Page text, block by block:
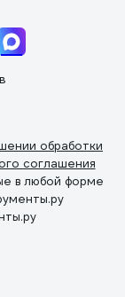
обработки
соглашения
в любой форме